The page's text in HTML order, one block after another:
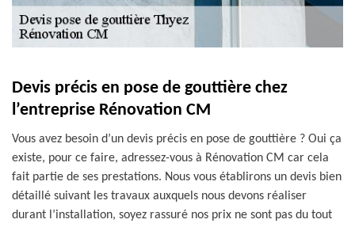
Devis précis en pose de gouttière chez
l’entreprise Rénovation CM
Vous avez besoin d’un devis précis en pose de gouttière ? Oui ça
existe, pour ce faire, adressez-vous à Rénovation CM car cela
fait partie de ses prestations. Nous vous établirons un devis bien
détaillé suivant les travaux auxquels nous devons réaliser
durant l’installation, soyez rassuré nos prix ne sont pas du tout